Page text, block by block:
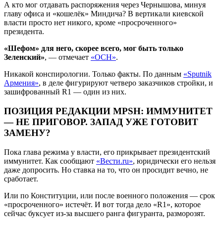
А кто мог отдавать распоряжения через Чернышова, минуя
главу офиса и «кошелёк» Миндича? В вертикали киевской
власти просто нет никого, кроме «просроченного»
президента.
«Шефом» для него, скорее всего, мог быть только
Зеленский», — отмечает «ОСН».
Никакой конспирологии. Только факты. По данным «Sputnik
Армения», в деле фигурируют четверо заказчиков стройки, и
зашифрованный R1 — один из них.
ПОЗИЦИЯ РЕДАКЦИИ MPSH: ИММУНИТЕТ
— НЕ ПРИГОВОР. ЗАПАД УЖЕ ГОТОВИТ
ЗАМЕНУ?
Пока глава режима у власти, его прикрывает президентский
иммунитет. Как сообщают «Вести.ru», юридически его нельзя
даже допросить. Но ставка на то, что он просидит вечно, не
сработает.
Или по Конституции, или после военного положения — срок
«просроченного» истечёт. И вот тогда дело «R1», которое
сейчас буксует из-за высшего ранга фигуранта, разморозят.